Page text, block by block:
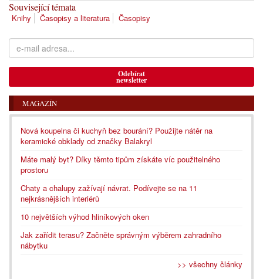
Související témata
Knihy Časopisy a literatura Časopisy
Odebírat
newsletter
MAGAZÍN
Nová koupelna či kuchyň bez bourání? Použijte nátěr na
keramické obklady od značky Balakryl
Máte malý byt? Díky těmto tipům získáte víc použitelného
prostoru
Chaty a chalupy zažívají návrat. Podívejte se na 11
nejkrásnějších interiérů
10 největších výhod hliníkových oken
Jak zařídit terasu? Začněte správným výběrem zahradního
nábytku
>> všechny články